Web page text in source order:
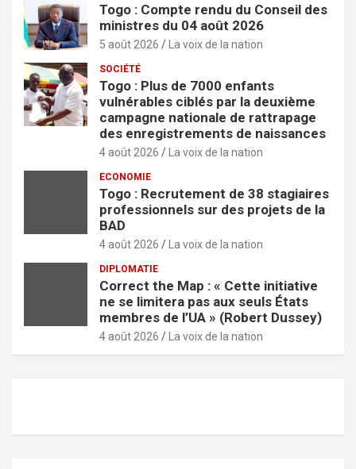
Togo : Compte rendu du Conseil des
ministres du 04 août 2026
5 août 2026 La voix de la nation
SOCIÉTÉ
Togo : Plus de 7000 enfants
vulnérables ciblés par la deuxième
campagne nationale de rattrapage
des enregistrements de naissances
4 août 2026 La voix de la nation
ECONOMIE
Togo : Recrutement de 38 stagiaires
professionnels sur des projets de la
BAD
4 août 2026 La voix de la nation
DIPLOMATIE
Correct the Map : « Cette initiative
ne se limitera pas aux seuls États
membres de l’UA » (Robert Dussey)
4 août 2026 La voix de la nation